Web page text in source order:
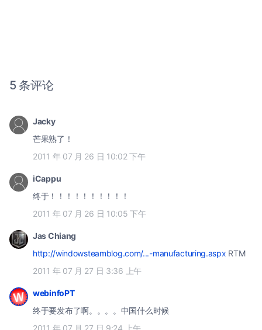
5 条评论
Jacky
芒果熟了！
2011 年 07 月 26 日 10:02 下午
iCappu
终于！！！！！！！！！！
2011 年 07 月 26 日 10:05 下午
Jas Chiang
http://windowsteamblog.com/...-manufacturing.aspx RTM
2011 年 07 月 27 日 3:36 上午
webinfoPT
终于要发布了啊。。。。中国什么时候
2011 年 07 月 27 日 9:24 上午